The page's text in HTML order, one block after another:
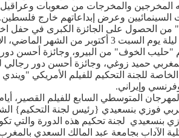
المخرجين والمخرجات من صعوبات
السينمائيين وعرض إبداعاتهم خارج فلسطين.
الحصول على الجائزة الكبرى في حفل
بسلا، فقد شهدت قاعة هوليود ليلة يوم
"حليب الخوف" من البيرو، وجائزة أحسن
حميد زوغي، وجائزة أحسن دور
للجنة التحكيم للفيلم الأمريكي
وإيراني.
بنسعيدي لجنة تحكيم هذه الدورة والتي
الآداب بجامعة عبد المالك السعدي